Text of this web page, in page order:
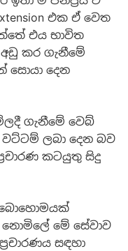
එක ඒ වෙත
එය භාවිත
කර ගැනීමේ
සොයා දෙන
ගැනීමේ වෙබ්
ලබා දෙන බව
කටයුතු සිදු
බොහොමයක්
මේ සේවාව
සඳහා